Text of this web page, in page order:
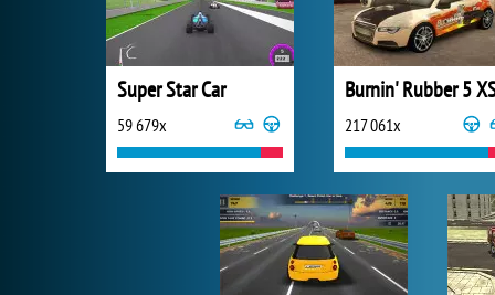
Super Star Car
59 679x
Burnin' Rubber 5
217 061x